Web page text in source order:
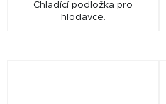
Chladící podložka pro
hlodavce.